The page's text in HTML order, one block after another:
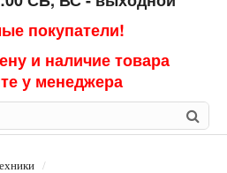
покупатели!
и наличие товара
у менеджера